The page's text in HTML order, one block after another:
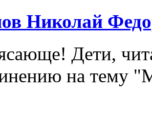
Николай
Дети,
на тему